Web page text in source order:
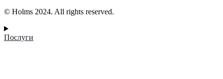
© Holms 2024. All rights reserved.
Послуги